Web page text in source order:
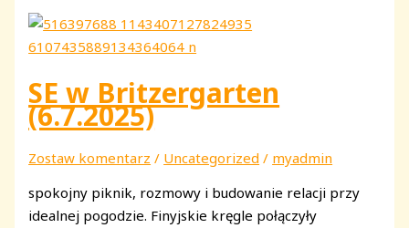
SE w Britzergarten
(6.7.2025)
Zostaw komentarz / Uncategorized / myadmin
spokojny piknik, rozmowy i budowanie relacji przy
idealnej pogodzie. Finyjskie kręgle połączyły